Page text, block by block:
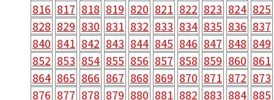
816 817 818 819 820 821 822 823 824 825
828 829 830 831 832 833 834 835 836 837
840 841 842 843 844 845 846 847 848 849
852 853 854 855 856 857 858 859 860 861
864 865 866 867 868 869 870 871 872 873
876 877 878 879 880 881 882 883 884 885